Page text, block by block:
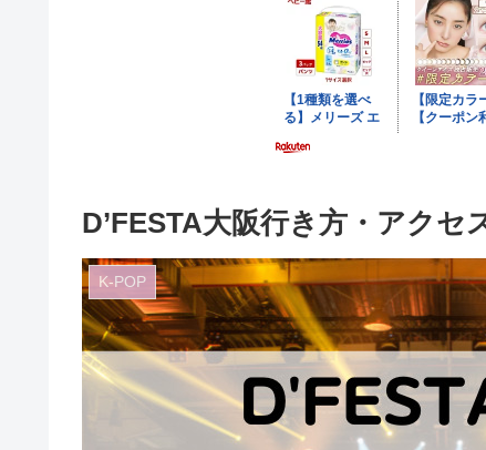
D’FESTA大阪行き方・アクセ
K-POP